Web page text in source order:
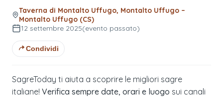
Taverna di Montalto Uffugo, Montalto Uffugo –
Montalto Uffugo (CS)
12 settembre 2025(evento passato)
Condividi
SagreToday ti aiuta a scoprire le migliori sagre
italiane! Verifica sempre date, orari e luogo sui canali